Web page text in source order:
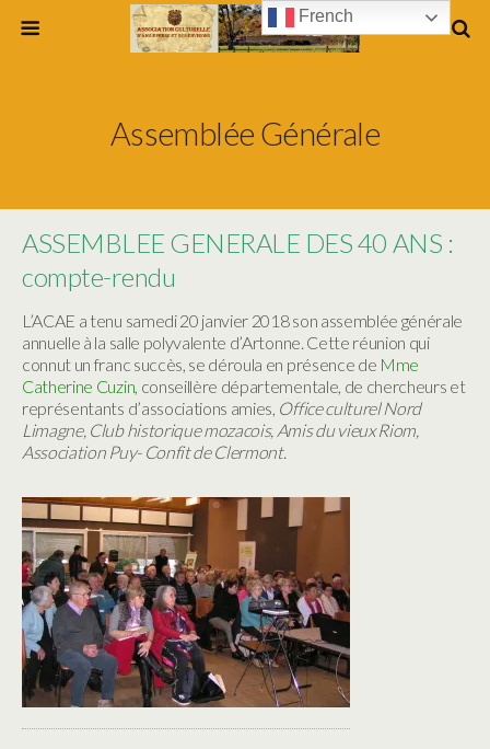
Assemblée Générale
ASSEMBLEE GENERALE DES 40 ANS :
compte-rendu
L’ACAE a tenu samedi 20 janvier 2018 son assemblée générale
annuelle à la salle polyvalente d’Artonne. Cette réunion qui
connut un franc succès, se déroula en présence de Mme
Catherine Cuzin, conseillère départementale, de chercheurs et
représentants d’associations amies, Office culturel Nord
Limagne, Club historique mozacois, Amis du vieux Riom,
Association Puy- Confit de Clermont.
French